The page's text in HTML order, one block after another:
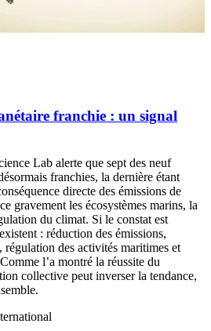
franchie : un signal
Lab alerte que sept des neuf
franchies, la dernière étant
directe des émissions de
gravement les écosystèmes marins, la
du climat. Si le constat est
: réduction des émissions,
régulation des activités maritimes et
l’a montré la réussite du
collective peut inverser la tendance,